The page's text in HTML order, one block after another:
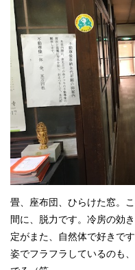
畳、座布団、ひらけた窓。
間に、脱力です。冷房の効
定がまた、自然体で好きで
姿でフラフラしているのも